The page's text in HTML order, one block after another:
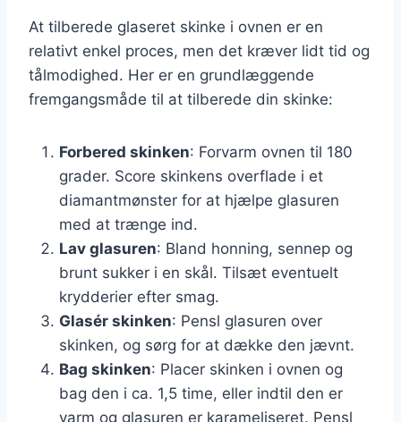
At tilberede glaseret skinke i ovnen er en
relativt enkel proces, men det kræver lidt tid og
tålmodighed. Her er en grundlæggende
fremgangsmåde til at tilberede din skinke:
Forbered skinken: Forvarm ovnen til 180
grader. Score skinkens overflade i et
diamantmønster for at hjælpe glasuren
med at trænge ind.
Lav glasuren: Bland honning, sennep og
brunt sukker i en skål. Tilsæt eventuelt
krydderier efter smag.
Glasér skinken: Pensl glasuren over
skinken, og sørg for at dække den jævnt.
Bag skinken: Placer skinken i ovnen og
bag den i ca. 1,5 time, eller indtil den er
varm og glasuren er karameliseret. Pensl